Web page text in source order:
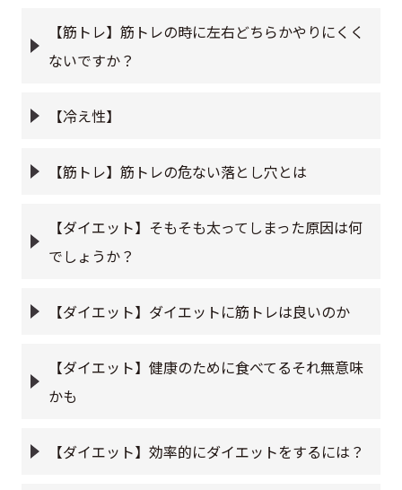
【筋トレ】筋トレの時に左右どちらかやりにくく
ないですか？
【冷え性】
【筋トレ】筋トレの危ない落とし穴とは
【ダイエット】そもそも太ってしまった原因は何
でしょうか？
【ダイエット】ダイエットに筋トレは良いのか
【ダイエット】健康のために食べてるそれ無意味
かも
【ダイエット】効率的にダイエットをするには？